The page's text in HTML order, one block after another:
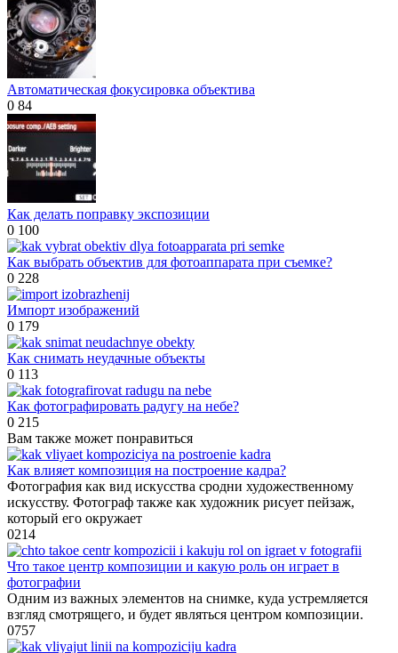
Автоматическая фокусировка объектива
0 84
Как делать поправку экспозиции
0 100
Как выбрать объектив для фотоаппарата при съемке?
0 228
Импорт изображений
0 179
Как снимать неудачные объекты
0 113
Как фотографировать радугу на небе?
0 215
Вам также может понравиться
Как влияет композиция на построение кадра?
Фотография как вид искусства сродни художественному
искусству. Фотограф также как художник рисует пейзаж,
который его окружает
0214
Что такое центр композиции и какую роль он играет в
фотографии
Одним из важных элементов на снимке, куда устремляется
взгляд смотрящего, и будет являться центром композиции.
0757